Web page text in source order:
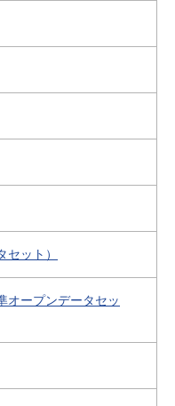
ット）
オープンデータセッ